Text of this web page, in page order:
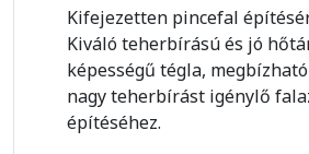
Kifejezetten pincefal
Kiváló teherbírású és jó
képességű tégla,
nagy teherbírást igénylő
építéséhez.